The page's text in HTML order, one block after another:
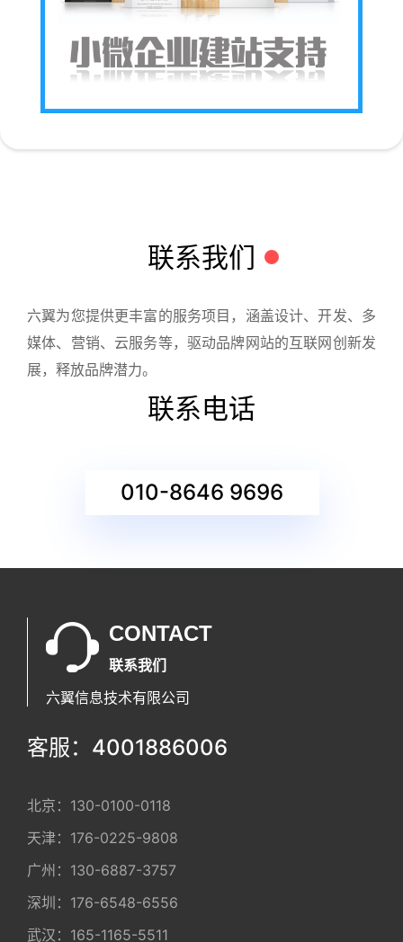
联系我们
六翼为您提供更丰富的服务项目，涵盖设计、开发、多
媒体、营销、云服务等，驱动品牌网站的互联网创新发
展，释放品牌潜力。
联系电话
010-8646 9696
CONTACT
联系我们
六翼信息技术有限公司
客服：4001886006
北京： 130-0100-0118
天津： 176-0225-9808
广州： 130-6887-3757
深圳： 176-6548-6556
武汉： 165-1165-5511